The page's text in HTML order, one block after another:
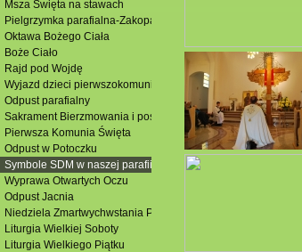
Msza Święta na stawach
Pielgrzymka parafialna-Zakopane
Oktawa Bożego Ciała
Boże Ciało
Rajd pod Wojdę
Wyjazd dzieci pierwszokomunijnych
Odpust parafialny
Sakrament Bierzmowania i poświęcenie Domu Parafialnego
Pierwsza Komunia Święta
Odpust w Potoczku
Symbole SDM w naszej parafii
Wyprawa Otwartych Oczu
Odpust Jacnia
Niedziela Zmartwychwstania Pańskiego
Liturgia Wielkiej Soboty
Liturgia Wielkiego Piątku